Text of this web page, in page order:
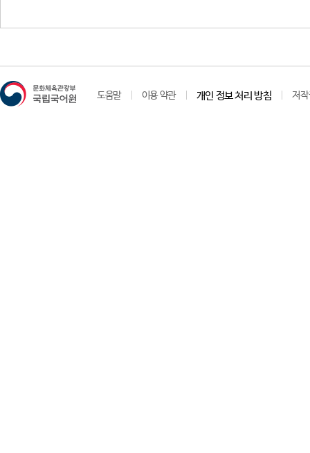
도움말 이용 약관 개인 정보 처리 방침 저